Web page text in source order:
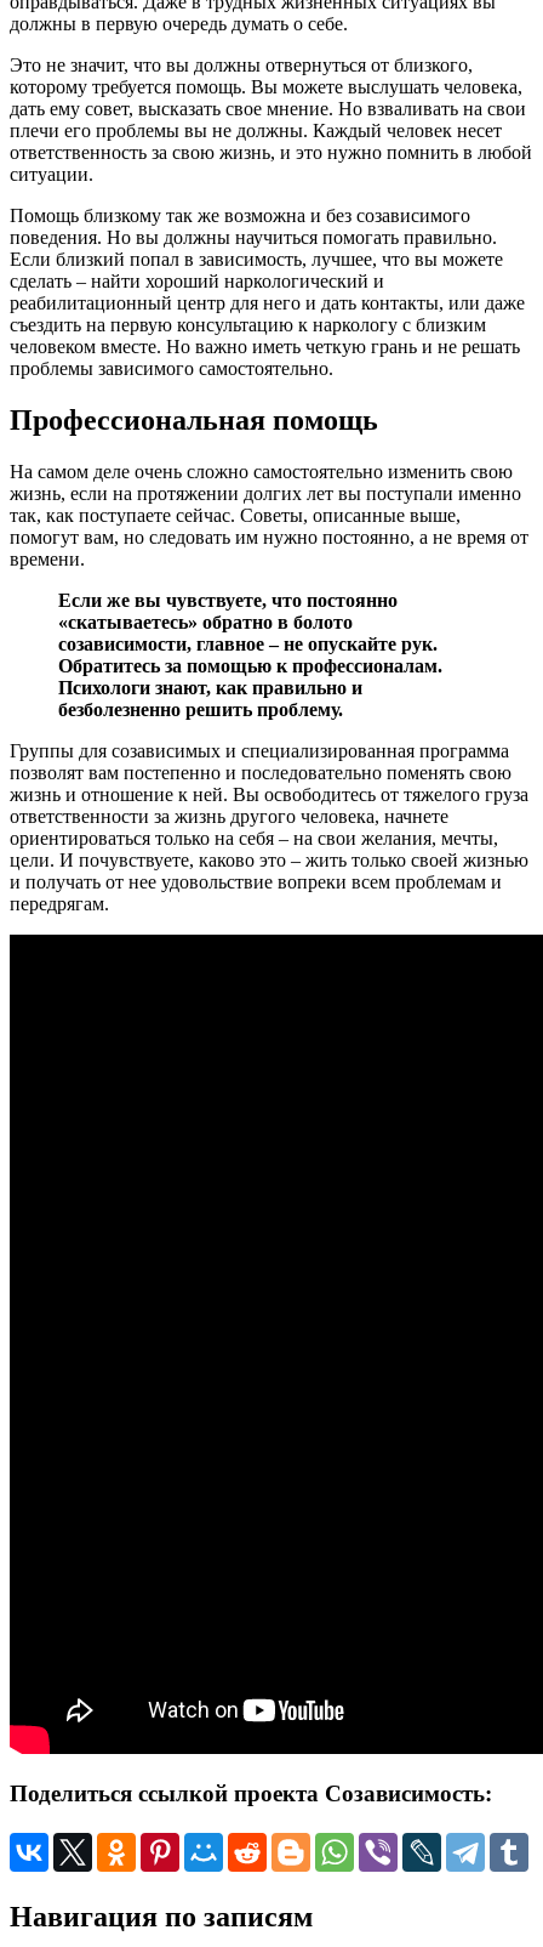
должны в первую очередь думать о себе.
Это не значит, что вы должны отвернуться от близкого,
которому требуется помощь. Вы можете выслушать человека,
дать ему совет, высказать свое мнение. Но взваливать на свои
плечи его проблемы вы не должны. Каждый человек несет
ответственность за свою жизнь, и это нужно помнить в любой
ситуации.
Помощь близкому так же возможна и без созависимого
поведения. Но вы должны научиться помогать правильно.
Если близкий попал в зависимость, лучшее, что вы можете
сделать – найти хороший наркологический и
реабилитационный центр для него и дать контакты, или даже
съездить на первую консультацию к наркологу с близким
человеком вместе. Но важно иметь четкую грань и не решать
проблемы зависимого самостоятельно.
Профессиональная помощь
На самом деле очень сложно самостоятельно изменить свою
жизнь, если на протяжении долгих лет вы поступали именно
так, как поступаете сейчас. Советы, описанные выше,
помогут вам, но следовать им нужно постоянно, а не время от
времени.
Если же вы чувствуете, что постоянно
«скатываетесь» обратно в болото
созависимости, главное – не опускайте рук.
Обратитесь за помощью к профессионалам.
Психологи знают, как правильно и
безболезненно решить проблему.
Группы для созависимых и специализированная программа
позволят вам постепенно и последовательно поменять свою
жизнь и отношение к ней. Вы освободитесь от тяжелого груза
ответственности за жизнь другого человека, начнете
ориентироваться только на себя – на свои желания, мечты,
цели. И почувствуете, каково это – жить только своей жизнью
и получать от нее удовольствие вопреки всем проблемам и
передрягам.
Поделиться ссылкой проекта Созависимость:
Навигация по записям